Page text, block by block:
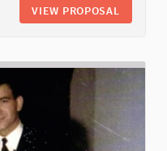
VIEW PROPOSAL